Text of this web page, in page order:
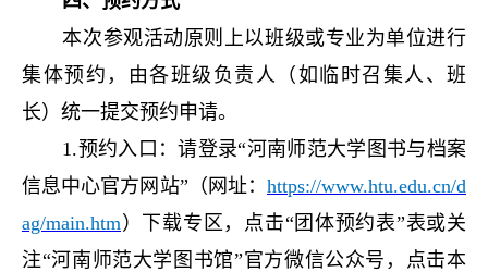
本次参观活动原则上以班级或专业为单位进行
集体预约，由各班级负责人（如临时召集人、班
长）统一提交预约申请。
1.预约入口：请登录“河南师范大学图书与档案
信息中心官方网站”（网址： https://www.htu.edu.cn/d
ag/main.htm）下载专区，点击“团体预约表”表或关
注“河南师范大学图书馆”官方微信公众号，点击本